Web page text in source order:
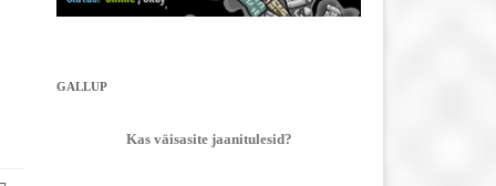
GALLUP
Kas väisasite jaanitulesid?